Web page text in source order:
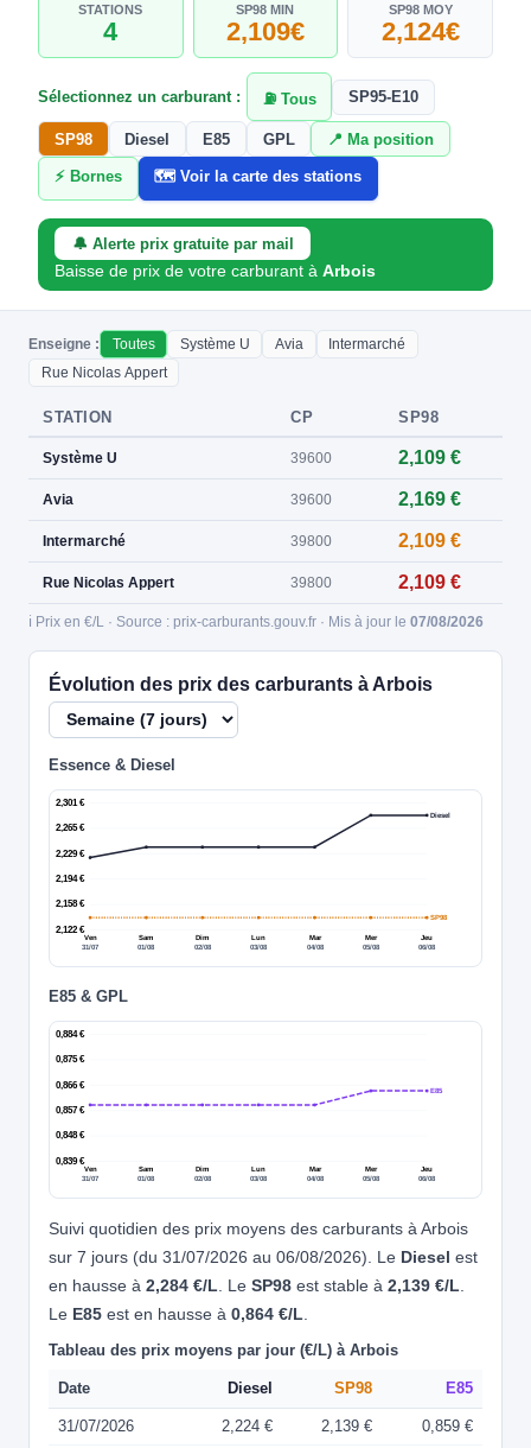
STATIONS
4
SP98 MIN
2,109€
SP98 MOY
2,124€
Sélectionnez un carburant : ⛽ Tous SP95-E10
SP98 Diesel E85 GPL 📍 Ma position
⚡ Bornes 🗺️ Voir la carte des stations
🔔 Alerte prix gratuite par mail
Baisse de prix de votre carburant àArbois
Enseigne : Toutes Système U Avia
Intermarché
Rue Nicolas Appert
STATION CP SP98
Système U 39600 2,109 €
Avia 39600 2,169 €
Intermarché 39800 2,109 €
Rue Nicolas Appert 39800 2,109 €
ℹ️ Prix en €/L · Source : prix-carburants.gouv.fr · Mis à jour le 07/08/2026
Évolution des prix des carburants à Arbois
Essence & Diesel
2,122 €
2,158 €
2,194 €
2,229 €
2,265 €
2,301 €
Ven
31/07
Sam
01/08
Dim
02/08
Lun
03/08
Mar
04/08
Mer
05/08
Jeu
06/08
Diesel
SP98
E85 & GPL
0,839 €
0,848 €
0,857 €
0,866 €
0,875 €
0,884 €
Ven
31/07
Sam
01/08
Dim
02/08
Lun
03/08
Mar
04/08
Mer
05/08
Jeu
06/08
E85
Suivi quotidien des prix moyens des carburants à Arbois
sur 7 jours (du 31/07/2026 au 06/08/2026). Le Diesel est
en hausse à 2,284 €/L. Le SP98 est stable à 2,139 €/L.
Le E85 est en hausse à 0,864 €/L.
Tableau des prix moyens par jour (€/L) à Arbois
Date Diesel SP98 E85
31/07/2026 2,224 € 2,139 € 0,859 €